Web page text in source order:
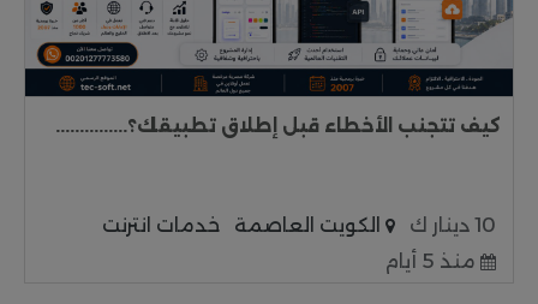
كيف تتجنب الأخطاء قبل إطلاق تطبيقك؟...............
10 دينار ك الكويت العاصمة
خدمات انترنت
منذ 5 أيام